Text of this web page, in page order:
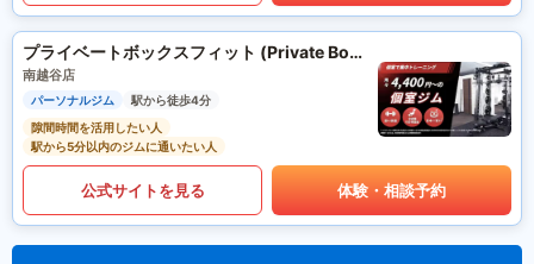
プライベートボックスフィット (Private Box Fit)
南越谷店
パーソナルジム
駅から徒歩4分
隙間時間を活用したい人
駅から5分以内のジムに通いたい人
公式サイトを見る 体験・相談予約